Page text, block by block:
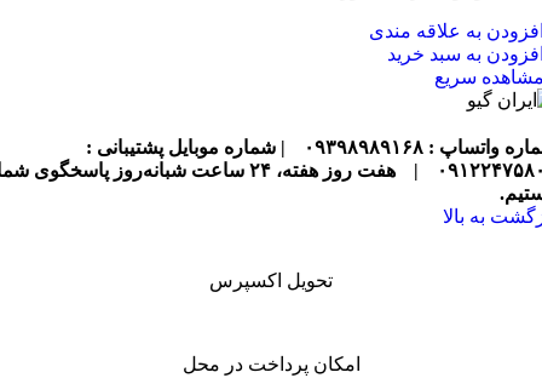
به علاقه مندی
به سبد خرید
سریع
واتساپ : ۰۹۳۹۸۹۸۹۱۶۸
| شماره موبایل پشتیبانی :
|
هفت روز هفته، ۲۴ ساعت شبانه‌روز پاسخگوی
به بالا
تحویل اکسپرس
امکان پرداخت در محل